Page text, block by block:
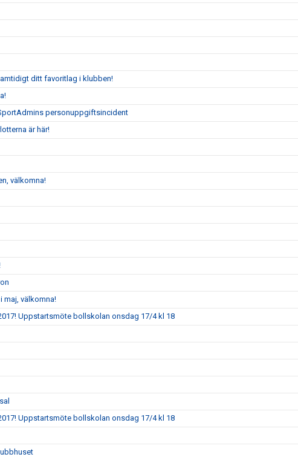
ditt favoritlag i klubben!
personuppgiftsincident
är här!
välkomna!
maj, välkomna!
Uppstartsmöte bollskolan onsdag 17/4 kl 18
Uppstartsmöte bollskolan onsdag 17/4 kl 18